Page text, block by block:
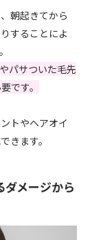
朝起きてから
することによ
パサついた毛先
です。
トやヘアオイ
きます。
ダメージから